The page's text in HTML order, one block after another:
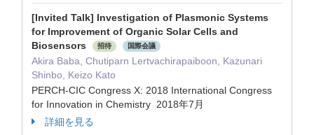
[Invited Talk] Investigation of Plasmonic Systems
for Improvement of Organic Solar Cells and
Biosensors
招待 国際会議
Akira Baba, Chutiparn Lertvachirapaiboon, Kazunari
Shinbo, Keizo Kato
PERCH-CIC Congress X: 2018 International Congress
for Innovation in Chemistry 2018年7月
詳細を見る